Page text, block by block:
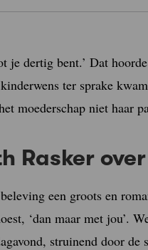
je dertig bent.’ Dat
ter sprake
moederschap niet haar
Rasker
een groots en
‘dan maar met jou’.
struinend door